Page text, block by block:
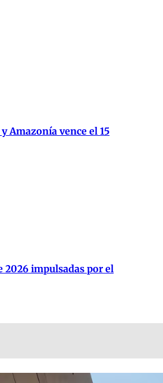
Amazonía vence el 15
2026 impulsadas por el